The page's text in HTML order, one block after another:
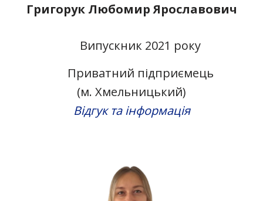
Григорук Любомир Ярославович
Випускник 2021 року
Приватний підприємець
(м. Хмельницький)
Відгук та інформація